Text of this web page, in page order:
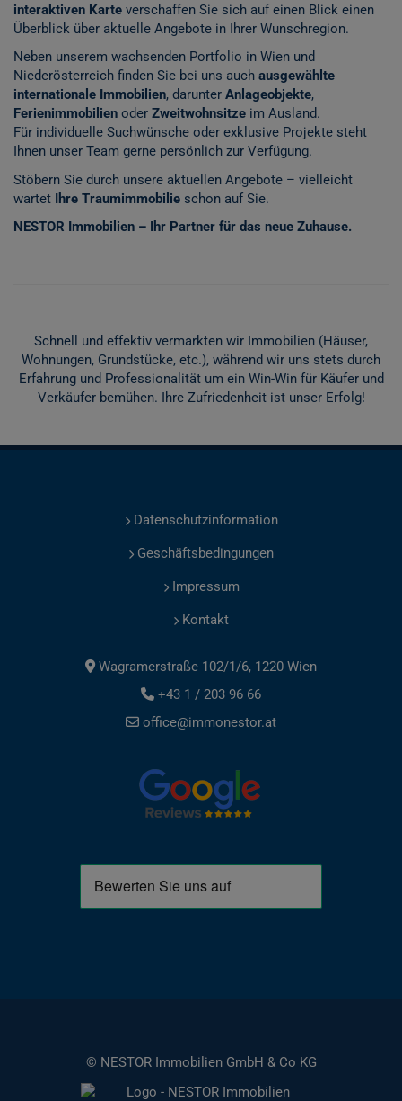
interaktiven Karte verschaffen Sie sich auf einen Blick einen
Überblick über aktuelle Angebote in Ihrer Wunschregion.
Neben unserem wachsenden Portfolio in Wien und
Niederösterreich finden Sie bei uns auch ausgewählte
internationale Immobilien, darunter Anlageobjekte,
Ferienimmobilien oder Zweitwohnsitze im Ausland.
Für individuelle Suchwünsche oder exklusive Projekte steht
Ihnen unser Team gerne persönlich zur Verfügung.
Stöbern Sie durch unsere aktuellen Angebote – vielleicht
wartet Ihre Traumimmobilie schon auf Sie.
NESTOR Immobilien – Ihr Partner für das neue Zuhause.
Schnell und effektiv vermarkten wir Immobilien (Häuser,
Wohnungen, Grundstücke, etc.), während wir uns stets durch
Erfahrung und Professionalität um ein Win-Win für Käufer und
Verkäufer bemühen. Ihre Zufriedenheit ist unser Erfolg!
Datenschutzinformation
Geschäftsbedingungen
Impressum
Kontakt
Wagramerstraße 102/1/6, 1220 Wien
+43 1 / 203 96 66
office@immonestor.at
© NESTOR Immobilien GmbH & Co KG